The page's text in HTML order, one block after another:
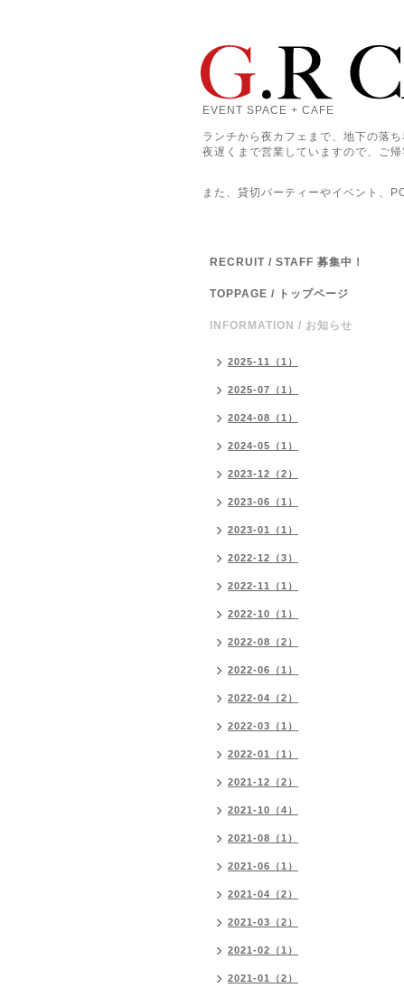
EVENT SPACE + CAFE
ランチから夜カフェまで、地下の落
夜遅くまで営業していますので、ご
また、貸切パーティーやイベント、
RECRUIT / STAFF 募集中！
TOPPAGE / トップページ
INFORMATION / お知らせ
2025-11（1）
2025-07（1）
2024-08（1）
2024-05（1）
2023-12（2）
2023-06（1）
2023-01（1）
2022-12（3）
2022-11（1）
2022-10（1）
2022-08（2）
2022-06（1）
2022-04（2）
2022-03（1）
2022-01（1）
2021-12（2）
2021-10（4）
2021-08（1）
2021-06（1）
2021-04（2）
2021-03（2）
2021-02（1）
2021-01（2）